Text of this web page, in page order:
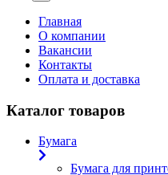
Главная(current)
О компании
Вакансии
Контакты
Оплата и доставка
Каталог товаров
Бумага
Бумага для